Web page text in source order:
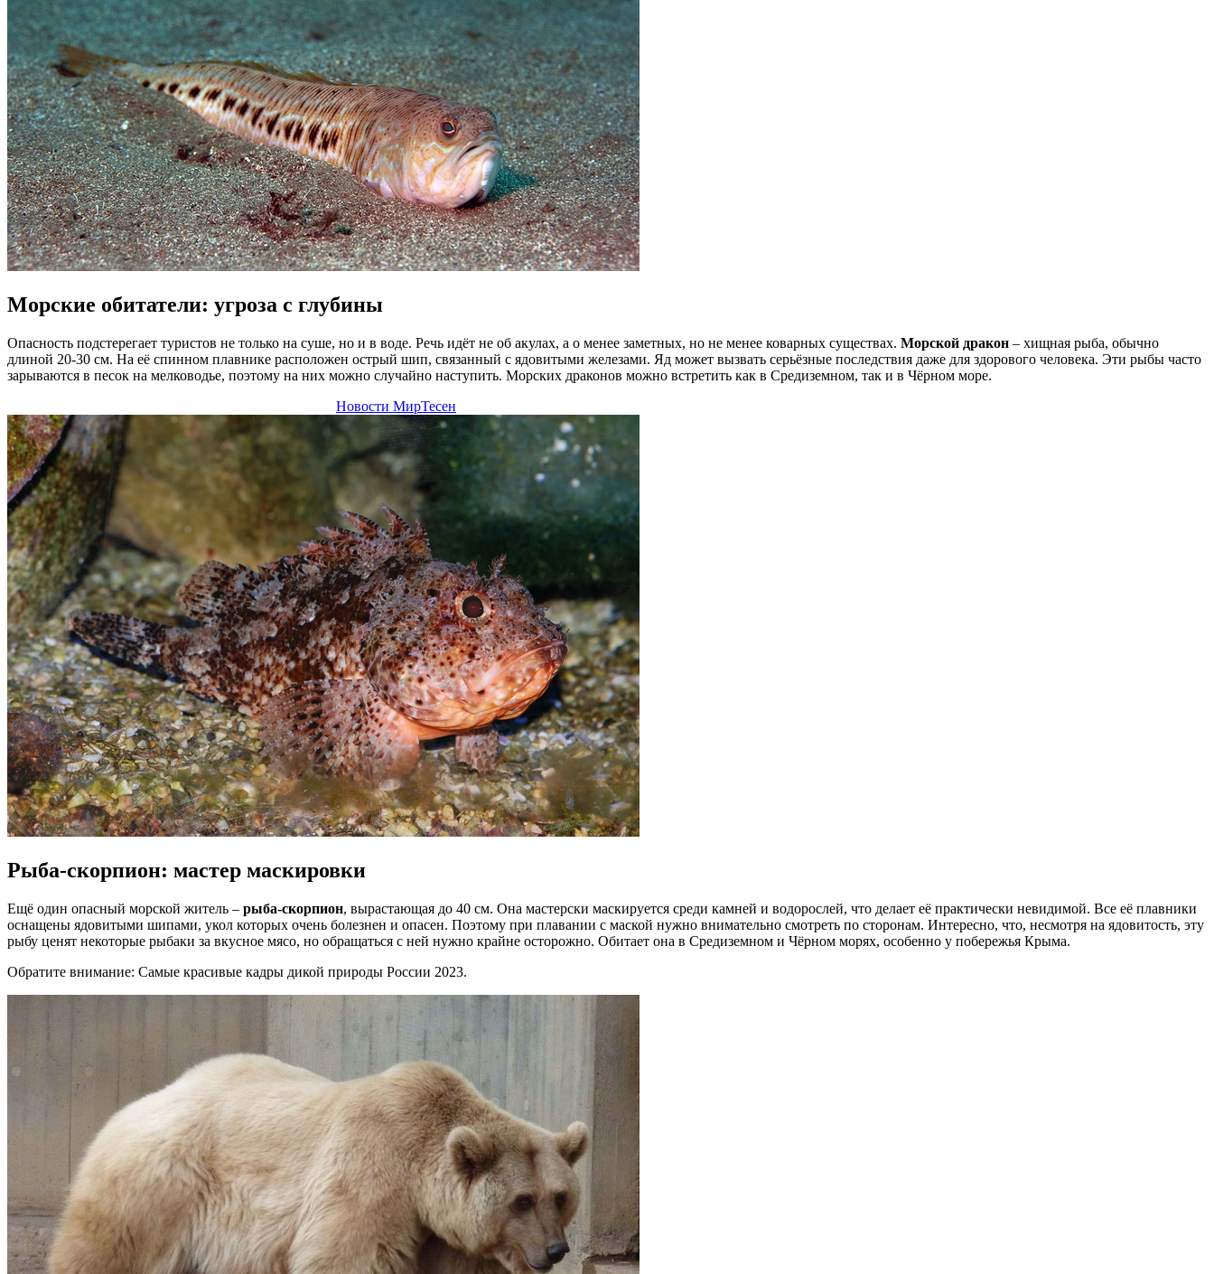
Морские обитатели: угроза с глубины
Опасность подстерегает туристов не только на суше, но и в воде. Речь идёт не об акулах, а о менее заметных, но не менее коварных существах. Морской дракон – хищная рыба, обычно
длиной 20-30 см. На её спинном плавнике расположен острый шип, связанный с ядовитыми железами. Яд может вызвать серьёзные последствия даже для здорового человека. Эти рыбы часто
зарываются в песок на мелководье, поэтому на них можно случайно наступить. Морских драконов можно встретить как в Средиземном, так и в Чёрном море.
Новости МирТесен
Рыба-скорпион: мастер маскировки
Ещё один опасный морской житель – рыба-скорпион, вырастающая до 40 см. Она мастерски маскируется среди камней и водорослей, что делает её практически невидимой. Все её плавники
оснащены ядовитыми шипами, укол которых очень болезнен и опасен. Поэтому при плавании с маской нужно внимательно смотреть по сторонам. Интересно, что, несмотря на ядовитость, эту
рыбу ценят некоторые рыбаки за вкусное мясо, но обращаться с ней нужно крайне осторожно. Обитает она в Средиземном и Чёрном морях, особенно у побережья Крыма.
Обратите внимание: Самые красивые кадры дикой природы России 2023.